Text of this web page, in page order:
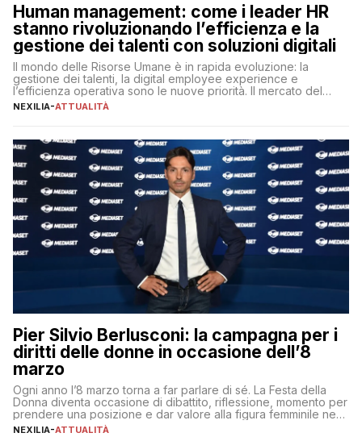
Human management: come i leader HR
stanno rivoluzionando l’efficienza e la
gestione dei talenti con soluzioni digitali
Il mondo delle Risorse Umane è in rapida evoluzione: la
gestione dei talenti, la digital employee experience e
l’efficienza operativa sono le nuove priorità. Il mercato del
lavoro, d’altra parte, è sempre più competitivo con una lotta
NEXILIA-ATTUALITÀ
Pier Silvio Berlusconi: la campagna per i
diritti delle donne in occasione dell’8
marzo
Ogni anno l’8 marzo torna a far parlare di sé. La Festa della
Donna diventa occasione di dibattito, riflessione, momento per
prendere una posizione e dar valore alla figura femminile nella
sua complessità e crucialità. A lanciare un messaggio “forte e
NEXILIA-ATTUALITÀ